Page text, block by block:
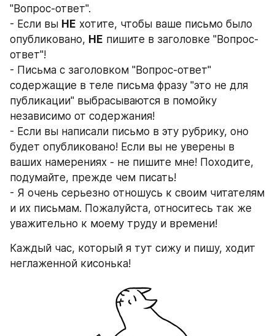
"Вопрос-ответ".
- Если вы НЕ хотите, чтобы ваше письмо было
опубликовано, НЕ пишите в заголовке "Вопрос-
ответ"!
- Письма с заголовком "Вопрос-ответ"
содержащие в теле письма фразу "это не для
публикации" выбрасываются в помойку
независимо от содержания!
- Если вы написали письмо в эту рубрику, оно
будет опубликовано! Если вы не уверены в
ваших намерениях - не пишите мне! Походите,
подумайте, прежде чем писать!
- Я очень серьезно отношусь к своим читателям
и их письмам. Пожалуйста, относитесь так же
уважительно к моему труду и времени!
Каждый час, который я тут сижу и пишу, ходит
неглаженной кисонька!